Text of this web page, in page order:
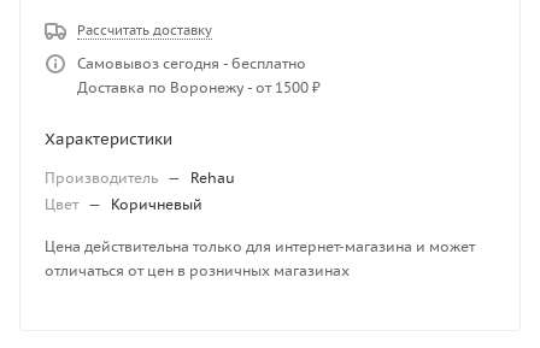
Рассчитать доставку
Самовывоз сегодня - бесплатно
Доставка по Воронежу - от 1500 ₽
Характеристики
Производитель —
Rehau
Цвет — Коричневый
Цена действительна только для интернет-магазина и может
отличаться от цен в розничных магазинах